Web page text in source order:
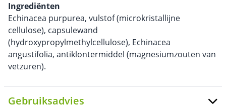
Ingrediënten
Echinacea purpurea, vulstof (microkristallijne
cellulose), capsulewand
(hydroxypropylmethylcellulose), Echinacea
angustifolia, antiklontermiddel (magnesiumzouten van
vetzuren).
Gebruiksadvies